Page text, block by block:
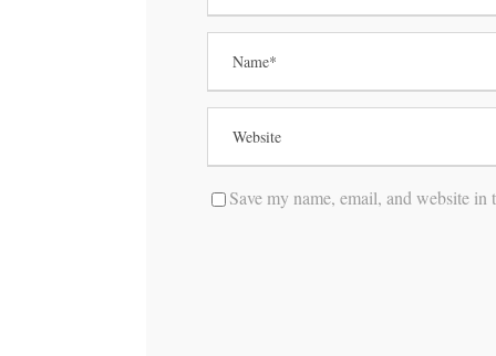
Save my name, email, and website